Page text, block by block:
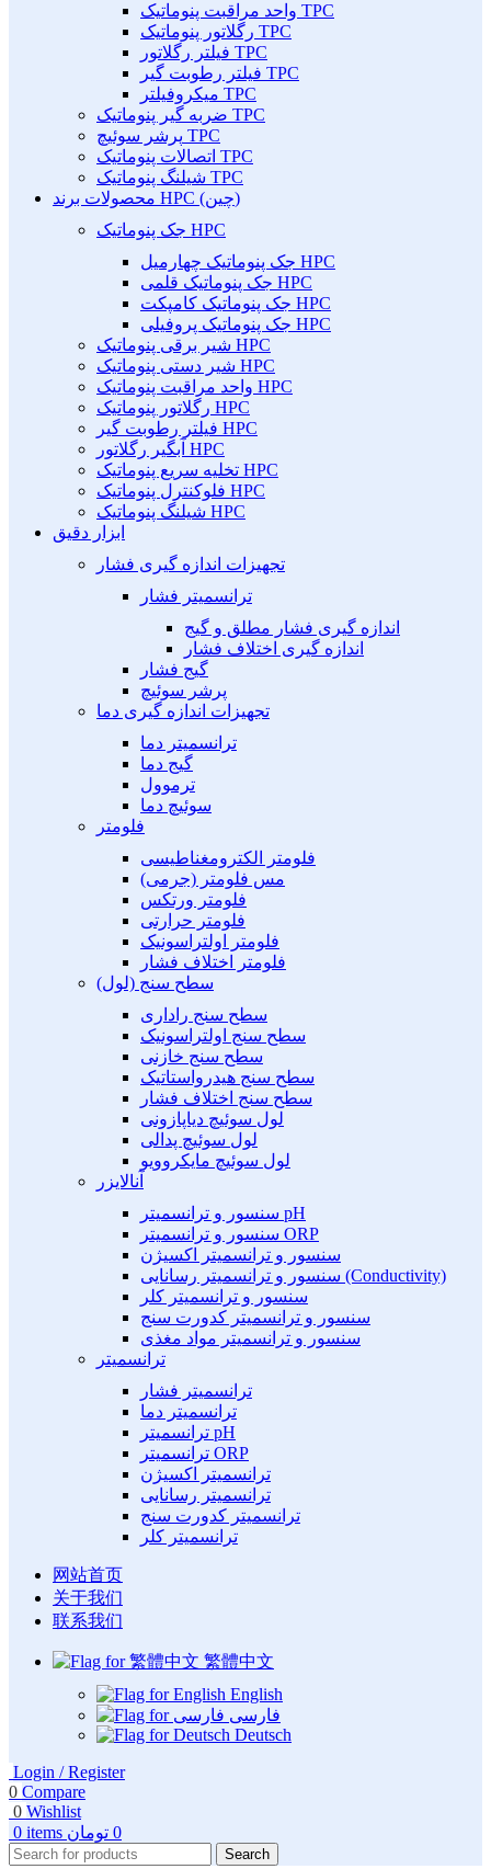
واحد مراقبت پنوماتیک TPC
رگلاتور پنوماتیک TPC
فیلتر رگلاتور TPC
فیلتر رطوبت گیر TPC
میکروفیلتر TPC
ضربه گیر پنوماتیک TPC
پرشر سوئیچ TPC
اتصالات پنوماتیک TPC
شیلنگ پنوماتیک TPC
محصولات برند HPC (چین)
جک پنوماتیک HPC
جک پنوماتیک چهارمیل HPC
جک پنوماتیک قلمی HPC
جک پنوماتیک کامپکت HPC
جک پنوماتیک پروفیلی HPC
شیر برقی پنوماتیک HPC
شیر دستی پنوماتیک HPC
واحد مراقبت پنوماتیک HPC
رگلاتور پنوماتیک HPC
فیلتر رطوبت گیر HPC
آبگیر رگلاتور HPC
تخلیه سریع پنوماتیک HPC
فلوکنترل پنوماتیک HPC
شیلنگ پنوماتیک HPC
ابزار دقیق
تجهیزات اندازه گیری فشار
ترانسمیتر فشار
اندازه گیری فشار مطلق و گیج
اندازه گیری اختلاف فشار
گیج فشار
پرشر سوئیچ
تجهیزات اندازه گیری دما
ترانسمیتر دما
گیج دما
ترموول
سوئیچ دما
فلومتر
فلومتر الکترومغناطیسی
مس فلومتر (جرمی)
فلومتر ورتکس
فلومتر حرارتی
فلومتر اولتراسونیک
فلومتر اختلاف فشار
سطح سنج (لول)
سطح سنج راداری
سطح سنج اولتراسونیک
سطح سنج خازنی
سطح سنج هیدرواستاتیک
سطح سنج اختلاف فشار
لول سوئیچ دیاپازونی
لول سوئیچ پدالی
لول سوئیچ مایکروویو
آنالایزر
سنسور و ترانسمیتر pH
سنسور و ترانسمیتر ORP
سنسور و ترانسمیتر اکسیژن
سنسور و ترانسمیتر رسانایی (Conductivity)
سنسور و ترانسمیتر کلر
سنسور و ترانسمیتر کدورت سنج
سنسور و ترانسمیتر مواد مغذی
ترانسمیتر
ترانسمیتر فشار
ترانسمیتر دما
ترانسمیتر pH
ترانسمیتر ORP
ترانسمیتر اکسیژن
ترانسمیتر رسانایی
ترانسمیتر کدورت سنج
ترانسمیتر کلر
网站首页
关于我们
联系我们
繁體中文
English
فارسی
Deutsch
Login / Register
0 Compare
0 Wishlist
0 items 0 تومان
Search